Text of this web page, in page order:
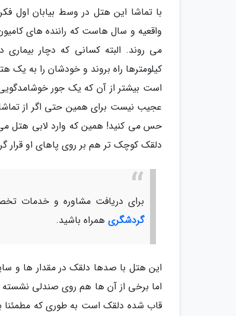
با تماشا این هتل در وسط بیابان اول
واقعیه و سال هاست که راننده های
می روند. البته کسانی که دچار
کیلومترها راه بروند و خودشان را به یک
است بیشتر از آن که یک جور
عجیب نیست برای همین حتی اگر از تماشا
حس می کنید! همین که وارد لابی هتل
دلقک کوچک تر هم بر روی پاهای او قرار
برای دریافت مشاوره و خدمات
گردشگری همراه باشید.
این هتل با صدها دلقک در مقدار ها و
اما برخی از آن ها هم روی صندلی نشسته
قاب شده دلقک است به طوری که مطمئنا